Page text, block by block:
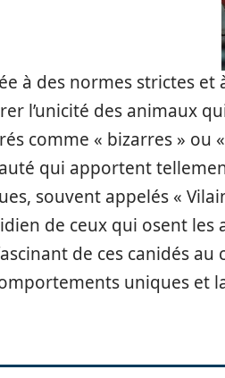
à des normes strictes et
l’unicité des animaux
comme « bizarres » ou
qui apportent
souvent appelés «
de ceux qui osent les
de ces canidés au
uniques et